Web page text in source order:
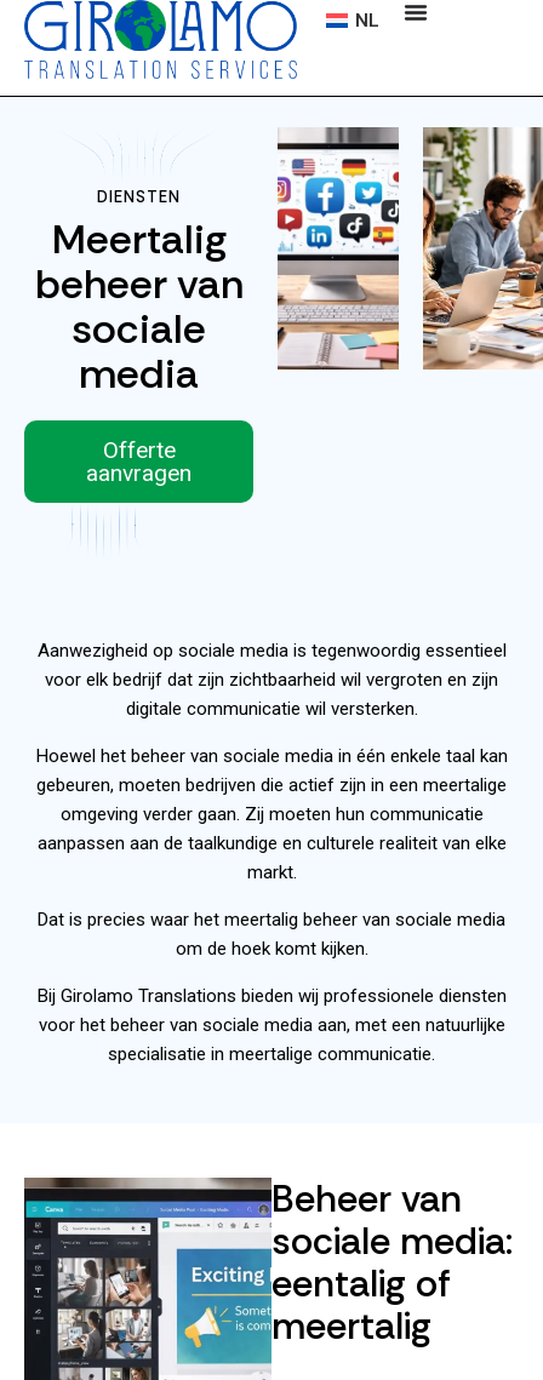
NL
DIENSTEN
Meertalig
beheer van
sociale
media
Offerte
aanvragen
Aanwezigheid op sociale media is tegenwoordig essentieel
voor elk bedrijf dat zijn zichtbaarheid wil vergroten en zijn
digitale communicatie wil versterken.
Hoewel het beheer van sociale media in één enkele taal kan
gebeuren, moeten bedrijven die actief zijn in een meertalige
omgeving verder gaan. Zij moeten hun communicatie
aanpassen aan de taalkundige en culturele realiteit van elke
markt.
Dat is precies waar het meertalig beheer van sociale media
om de hoek komt kijken.
Bij Girolamo Translations bieden wij professionele diensten
voor het beheer van sociale media aan, met een natuurlijke
specialisatie in meertalige communicatie.
Beheer van
sociale media:
eentalig of
meertalig